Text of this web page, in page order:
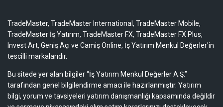
TradeMaster, TradeMaster International, TradeMaster Mobile,
TradeMaster İş Yatırım, TradeMaster FX, TradeMaster FX Plus,
Invest Art, Geniş Açı ve Camiş Online, İş Yatırım Menkul Değerler'in
tescilli markalarıdır.
Bu sitede yer alan bilgiler “İş Yatırım Menkul Değerler A.Ş.”
tarafından genel bilgilendirme amacı ile hazırlanmıştır. Yatırım
bilgi, yorum ve tavsiyeleri yatırım danışmanlığı kapsamında değildir